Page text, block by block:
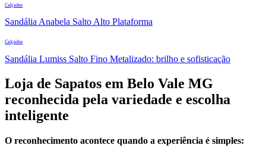
Calçados
Sandália Anabela Salto Alto Plataforma
Calçados
Sandália Lumiss Salto Fino Metalizado: brilho e sofisticação
Loja de Sapatos em Belo Vale MG
reconhecida pela variedade e escolha
inteligente
O reconhecimento acontece quando a experiência é simples: